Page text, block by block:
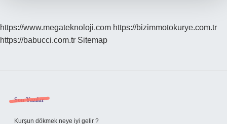
https://www.megateknoloji.com https://bizimmotokurye.com.tr
https://babucci.com.tr Sitemap
Sidebar
Son Yazılar
Kurşun dökmek neye iyi gelir ?